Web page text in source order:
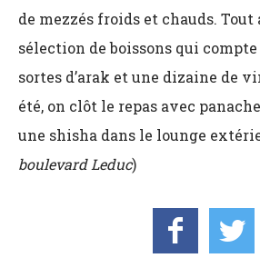
de mezzés froids et chauds.
sélection de boissons qui
sortes d’arak et une dizaine de
été, on clôt le repas avec
une shisha dans le lounge
boulevard Leduc)